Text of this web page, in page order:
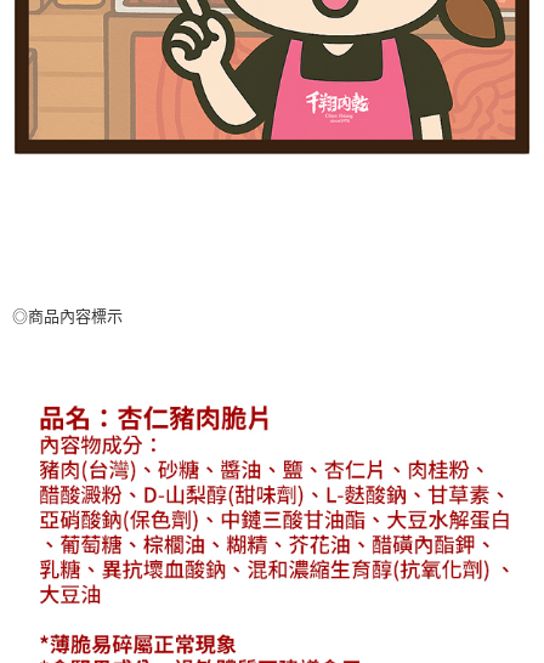
◎商品內容標示